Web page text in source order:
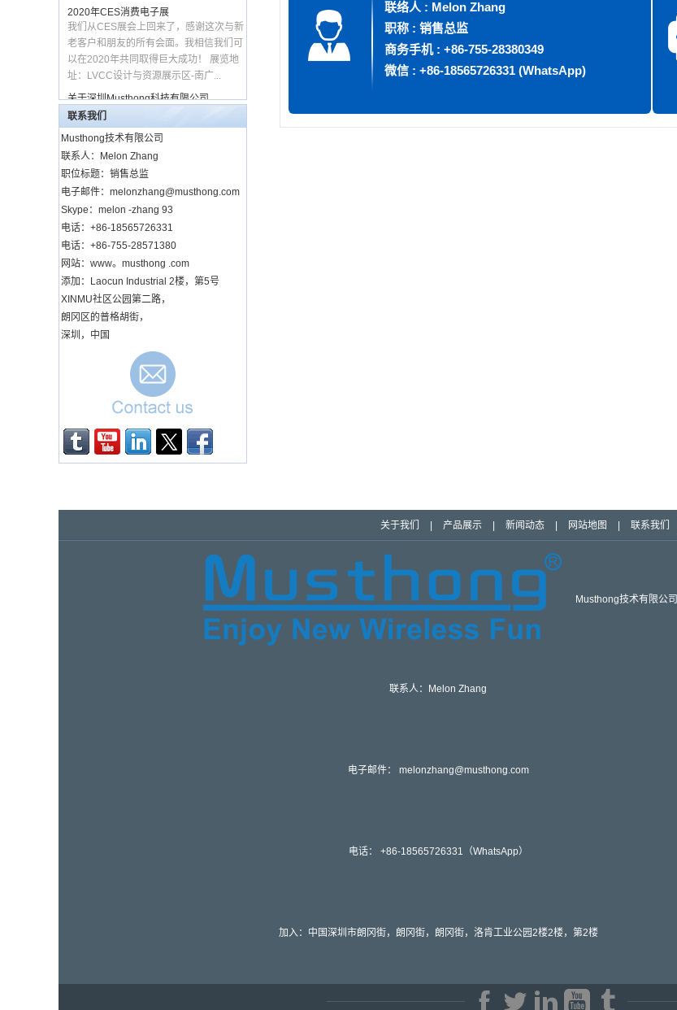
下适用于所有 Qi 兼容设备
(MH-D29)
独特设计强磁无线 Apple
Watch 充电支架，带床头
功能 (MH-D36)
亚马逊热销磁性无线手表
充电器，带内置 USB 充
电线，适用于所有 Apple
Watch 系列 (MH-D30A)
高品质磁性 MagSafe
15W 快速无线充电板，带
铝合金底座和内置 USB-C
输入充电线 (MH-D43)
私人模具可折叠磁性
MagSafe 快速无线充电器
带铝合金支架手机支架
(MH-D47)
桌面无线充电时钟带温度
计 F/C 日期 LED 数字显
示屏 (MH-D65)
15W 无线充电闹钟站，带
7 色 LED 灯和额外 USB
端口，适用于 Apple
多功能可折叠磁性无线充
鼠标垫桌小电脑桌带DE三
角支架办公用(MH-D90)
我们从CES展会上回来了，感谢这次与新
老客户和朋友的所有会面。我相信我们可
以在2020年共同取得巨大成功！ 展览地
址：LVCC设计与资源展示区-南广...
深圳Musthong科技有限公司位于深圳，
中国专注于无线充电器，无线耳机等新型
无线产品。我们的使命是让您在各处享受
新的无线乐趣。 我们的总部Tymin...
为什么不用Musthong快速无线充电器为
iPhone或Android手机充电？
每次为手机充电时，您是否已经厌倦了长
USB充电线？您是否知道我们对未来乌托
邦的所有想法中缺少什么？电线。你永远
不会看到有人用电缆插入Android...
香港贸发局香港电子展（秋季版）2019
我们的工厂在今年下半年开发并推出了一
些新的无线充电器型号，并且在HKTDC
香港电子展（秋季版）2019上进行了精
彩的展示，在展会期间我们结识了许...
香港贸发局香港电子展（春季版）2019
最近我们参加了 香港贸发局香港电子展
（春季版）2019 在香港，这次我们有一
场精彩的表演，我们遇到了许多老人和老
Musthong 3合1无线充电站
器产品的最新发展。希望一切都会...
老客户和朋友的所有会面。我相信我们可
以在2020年共同取得巨大成功！ 展览地
联系我们
Musthong技术有限公司
联系人：Melon Zhang
职位标题：销售总监
电子邮件：melonzhang@musthong.com
Skype：melon -zhang 93
电话：+86-18565726331
电话：+86-755-28571380
网站：www。musthong .com
添加：Laocun Industrial 2楼，第5号
XINMU社区公园第二路，
朗冈区的普格胡街，
深圳，中国
联络人 : Melon Zhang
职称 : 销售总监
商务手机 : +86-755-28380349
微信 : +86-18565726331 (WhatsApp)
关于我们 产品展示 新闻动态 网站地图 联系我们
Musthong技术有限公司
联系人：Melon Zhang
电子邮件： melonzhang@musthong.com
电话： +86-18565726331（WhatsApp）
加入：中国深圳市朗冈街，朗冈街，朗冈街，洛肯工业公园2楼2楼，第2楼